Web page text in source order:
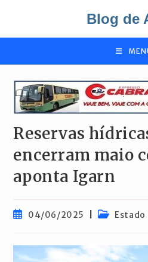
o
Blog de
Reservas
encerram maio
aponta Igarn
Post04/06/2025
Categoria
Estado